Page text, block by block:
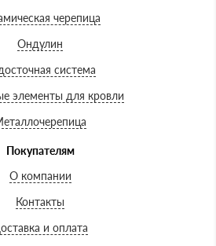
черепица
Ондулин
система
элементы для кровли
Покупателям
О компании
Контакты
и оплата